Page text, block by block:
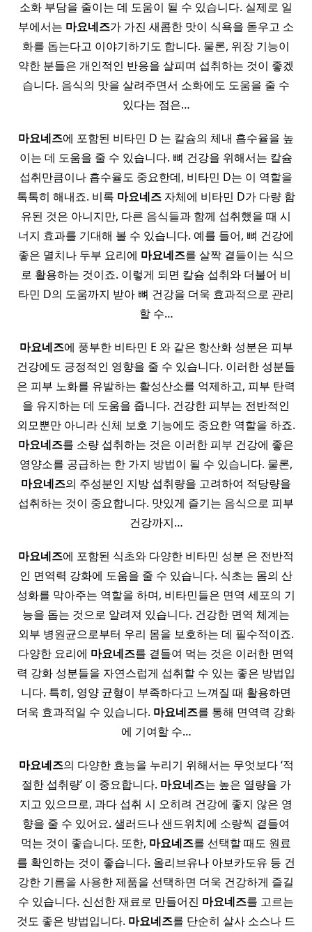
소화 부담을 줄이는 데 도움이 될 수 있습니다. 실제로 일
부에서는 마요네즈가 가진 새콤한 맛이 식욕을 돋우고 소
화를 돕는다고 이야기하기도 합니다. 물론, 위장 기능이
약한 분들은 개인적인 반응을 살피며 섭취하는 것이 좋겠
습니다. 음식의 맛을 살려주면서 소화에도 도움을 줄 수
있다는 점은…
마요네즈에 포함된 비타민 D 는 칼슘의 체내 흡수율을 높
이는 데 도움을 줄 수 있습니다. 뼈 건강을 위해서는 칼슘
섭취만큼이나 흡수율도 중요한데, 비타민 D는 이 역할을
톡톡히 해내죠. 비록 마요네즈 자체에 비타민 D가 다량 함
유된 것은 아니지만, 다른 음식들과 함께 섭취했을 때 시
너지 효과를 기대해 볼 수 있습니다. 예를 들어, 뼈 건강에
좋은 멸치나 두부 요리에 마요네즈를 살짝 곁들이는 식으
로 활용하는 것이죠. 이렇게 되면 칼슘 섭취와 더불어 비
타민 D의 도움까지 받아 뼈 건강을 더욱 효과적으로 관리
할 수…
마요네즈에 풍부한 비타민 E 와 같은 항산화 성분은 피부
건강에도 긍정적인 영향을 줄 수 있습니다. 이러한 성분들
은 피부 노화를 유발하는 활성산소를 억제하고, 피부 탄력
을 유지하는 데 도움을 줍니다. 건강한 피부는 전반적인
외모뿐만 아니라 신체 보호 기능에도 중요한 역할을 하죠.
마요네즈를 소량 섭취하는 것은 이러한 피부 건강에 좋은
영양소를 공급하는 한 가지 방법이 될 수 있습니다. 물론,
마요네즈의 주성분인 지방 섭취량을 고려하여 적당량을
섭취하는 것이 중요합니다. 맛있게 즐기는 음식으로 피부
건강까지…
마요네즈에 포함된 식초와 다양한 비타민 성분 은 전반적
인 면역력 강화에 도움을 줄 수 있습니다. 식초는 몸의 산
성화를 막아주는 역할을 하며, 비타민들은 면역 세포의 기
능을 돕는 것으로 알려져 있습니다. 건강한 면역 체계는
외부 병원균으로부터 우리 몸을 보호하는 데 필수적이죠.
다양한 요리에 마요네즈를 곁들여 먹는 것은 이러한 면역
력 강화 성분들을 자연스럽게 섭취할 수 있는 좋은 방법입
니다. 특히, 영양 균형이 부족하다고 느껴질 때 활용하면
더욱 효과적일 수 있습니다. 마요네즈를 통해 면역력 강화
에 기여할 수…
마요네즈의 다양한 효능을 누리기 위해서는 무엇보다 ‘적
절한 섭취량’ 이 중요합니다. 마요네즈는 높은 열량을 가
지고 있으므로, 과다 섭취 시 오히려 건강에 좋지 않은 영
향을 줄 수 있어요. 샐러드나 샌드위치에 소량씩 곁들여
먹는 것이 좋습니다. 또한, 마요네즈를 선택할 때도 원료
를 확인하는 것이 좋습니다. 올리브유나 아보카도유 등 건
강한 기름을 사용한 제품을 선택하면 더욱 건강하게 즐길
수 있습니다. 신선한 재료로 만들어진 마요네즈를 고르는
것도 좋은 방법입니다. 마요네즈를 단순히 살사 소스나 드